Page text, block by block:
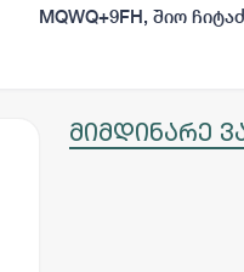
MQWQ+9FH, შიო
მიმდინარე